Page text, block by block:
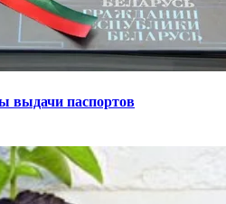
выдачи паспортов